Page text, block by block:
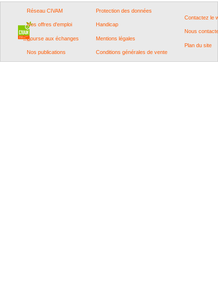
Réseau CIVAM
Nos offres d'emploi
Bourse aux échanges
Nos publications
Protection des données
Handicap
Mentions légales
Conditions générales de vente
Contactez le
Nous
Plan du site